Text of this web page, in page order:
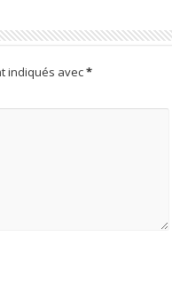
indiqués avec*